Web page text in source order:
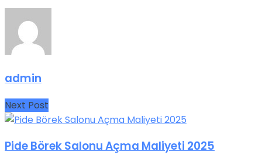
admin
Next Post
Pide Börek Salonu Açma Maliyeti 2025